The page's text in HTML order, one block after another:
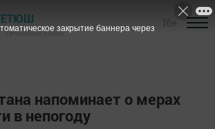
- Тетюшский район
напоминает о мерах
в непогоду
закрытие баннера через